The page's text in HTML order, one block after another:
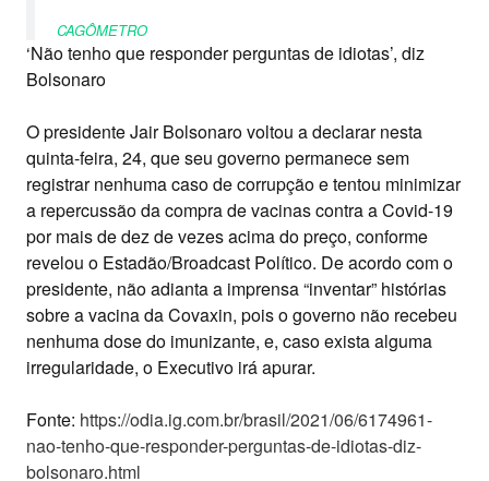
CAGÔMETRO
‘Não tenho que responder perguntas de idiotas’, diz
Bolsonaro
O presidente Jair Bolsonaro voltou a declarar nesta
quinta-feira, 24, que seu governo permanece sem
registrar nenhuma caso de corrupção e tentou minimizar
a repercussão da compra de vacinas contra a Covid-19
por mais de dez de vezes acima do preço, conforme
revelou o Estadão/Broadcast Político. De acordo com o
presidente, não adianta a imprensa “inventar” histórias
sobre a vacina da Covaxin, pois o governo não recebeu
nenhuma dose do imunizante, e, caso exista alguma
irregularidade, o Executivo irá apurar.
Fonte: https://odia.ig.com.br/brasil/2021/06/6174961-
nao-tenho-que-responder-perguntas-de-idiotas-diz-
bolsonaro.html